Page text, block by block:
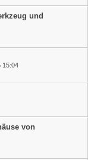
und
15:04
von